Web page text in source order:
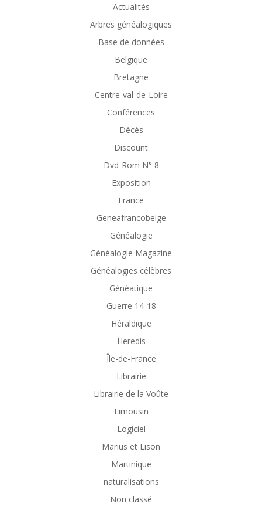
Actualités
Arbres généalogiques
Base de données
Belgique
Bretagne
Centre-val-de-Loire
Conférences
Décès
Discount
Dvd-Rom N° 8
Exposition
France
Geneafrancobelge
Généalogie
Généalogie Magazine
Généalogies célèbres
Généatique
Guerre 14-18
Héraldique
Heredis
Île-de-France
Librairie
Librairie de la Voûte
Limousin
Logiciel
Marius et Lison
Martinique
naturalisations
Non classé